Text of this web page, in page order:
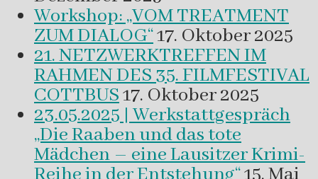
Workshop: „VOM TREATMENT
ZUM DIALOG“17. Oktober 2025
21. NETZWERKTREFFEN IM
RAHMEN DES 35. FILMFESTIVAL
COTTBUS17. Oktober 2025
23.05.2025 | Werkstattgespräch
„Die Raaben und das tote
Mädchen – eine Lausitzer Krimi-